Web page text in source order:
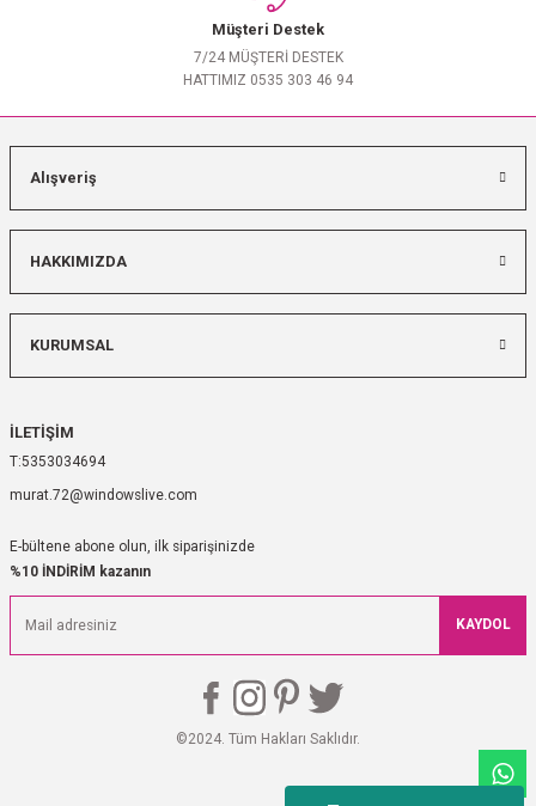
Müşteri Destek
7/24 MÜŞTERİ DESTEK
HATTIMIZ 0535 303 46 94
Alışveriş
HAKKIMIZDA
KURUMSAL
İLETİŞİM
5353034694
murat.72@windowslive.com
E-bültene abone olun, ilk siparişinizde
%10 İNDİRİM kazanın
KAYDOL
©2024. Tüm Hakları Saklıdır.